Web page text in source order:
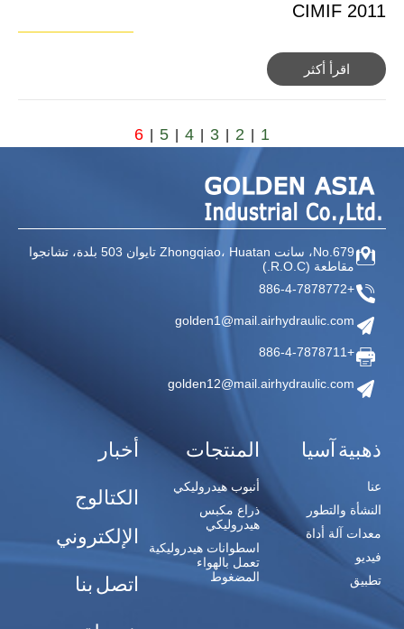
CIMIF 2011
اقرأ أكثر
1
2
3
4
5
6
No.679، سانت Zhongqiao، Huatan تايوان
503 بلدة، تشانجوا
مقاطعة (R.O.C.)
+886-4-7878772
golden1@mail.airhydraulic.com
+886-4-7878711
golden12@mail.airhydraulic.com
ذهبية آسيا
عنا
النشأة والتطور
معدات آلة أداة
فيديو
تطبيق
المنتجات
أنبوب هيدروليكي
ذراع مكبس
هيدروليكي
اسطوانات هيدروليكية
تعمل بالهواء
المضغوط
أخبار
الكتالوج
الإلكتروني
اتصل بنا